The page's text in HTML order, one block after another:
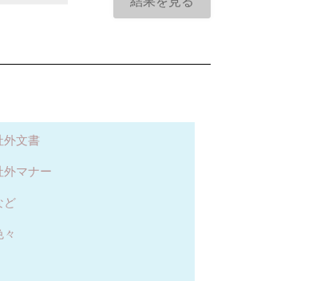
文書
マナー
ど